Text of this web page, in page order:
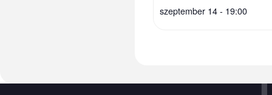
szeptember 14 - 19:00